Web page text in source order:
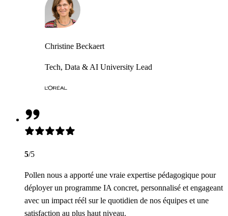
Christine Beckaert
Tech, Data & AI University Lead
5/5
Pollen nous a apporté une vraie expertise pédagogique pour
déployer un programme IA concret, personnalisé et engageant
avec un impact réél sur le quotidien de nos équipes et une
satisfaction au plus haut niveau.